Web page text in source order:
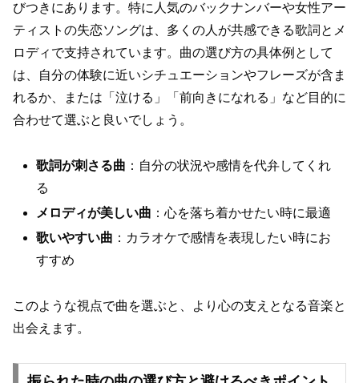
びつきにあります。特に人気のバックナンバーや女性アー
ティストの失恋ソングは、多くの人が共感できる歌詞とメ
ロディで支持されています。曲の選び方の具体例として
は、自分の体験に近いシチュエーションやフレーズが含ま
れるか、または「泣ける」「前向きになれる」など目的に
合わせて選ぶと良いでしょう。
歌詞が刺さる曲 ：自分の状況や感情を代弁してくれ
る
メロディが美しい曲 ：心を落ち着かせたい時に最適
歌いやすい曲 ：カラオケで感情を表現したい時にお
すすめ
このような視点で曲を選ぶと、より心の支えとなる音楽と
出会えます。